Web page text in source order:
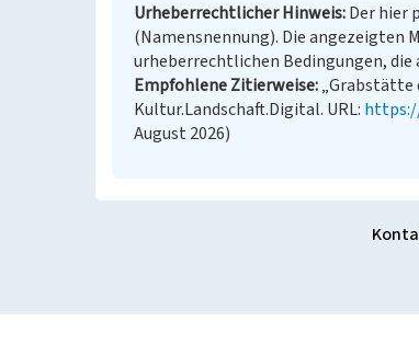
Urheberrechtlicher Hinweis Der hier
(Namensnennung). Die angezeigten
urheberrechtlichen Bedingungen, die
Empfohlene Zitierweise „Grabstätte
Kultur.Landschaft.Digital. URL:
August 2026)